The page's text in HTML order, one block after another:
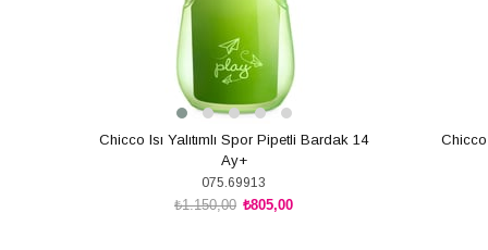
Chicco Isı Yalıtımlı Spor Pipetli Bardak 14
Ay+
075.69913
₺805,00
₺1.150,00
Chicco